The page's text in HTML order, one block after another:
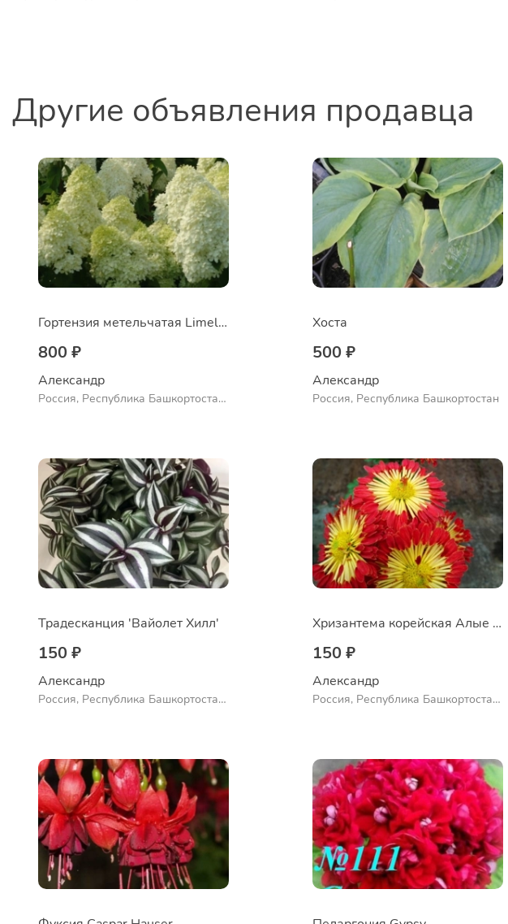
Другие объявления продавца
Гортензия метельчатая Limelight
800 ₽
Александр
Россия, Республика Башкортостан,
Хоста
500 ₽
Александр
Россия, Республика Башкортостан
Традесканция 'Вайолет Хилл'
150 ₽
Александр
Россия, Республика Башкортостан,
Хризантема корейская Алые паруса
150 ₽
Александр
Россия, Республика Башкортостан,